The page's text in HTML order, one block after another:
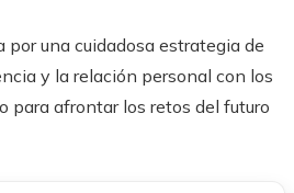
una cuidadosa estrategia de
y la relación personal con los
para afrontar los retos del futuro